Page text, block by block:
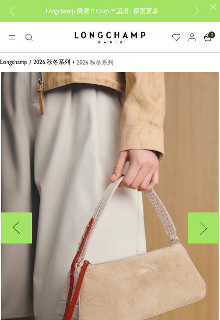
Longchamp 榮膺 B Corp™認證 |探索更多 設
選單
搜
尋
Longchamp - 主頁
0
Longchamp 2026 秋冬系列 2026 秋冬系列